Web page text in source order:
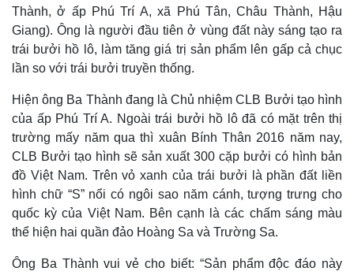
Thành, ở ấp Phú Trí A, xã Phú Tân, Châu Thành, Hậu
Giang). Ông là người đầu tiên ở vùng đất này sáng tạo ra
trái bưởi hồ lô, làm tăng giá trị sản phẩm lên gấp cả chục
lần so với trái bưởi truyền thống.
Hiện ông Ba Thành đang là Chủ nhiệm CLB Bưởi tạo hình
của ấp Phú Trí A. Ngoài trái bưởi hồ lô đã có mặt trên thị
trường mấy năm qua thì xuân Bính Thân 2016 năm nay,
CLB Bưởi tạo hình sẽ sản xuất 300 cặp bưởi có hình bản
đồ Việt Nam. Trên vỏ xanh của trái bưởi là phần đất liền
hình chữ “S” nổi có ngôi sao năm cánh, tượng trưng cho
quốc kỳ của Việt Nam. Bên cạnh là các chấm sáng màu
thể hiện hai quần đảo Hoàng Sa và Trường Sa.
Ông Ba Thành vui vẻ cho biết: “Sản phẩm độc đáo này